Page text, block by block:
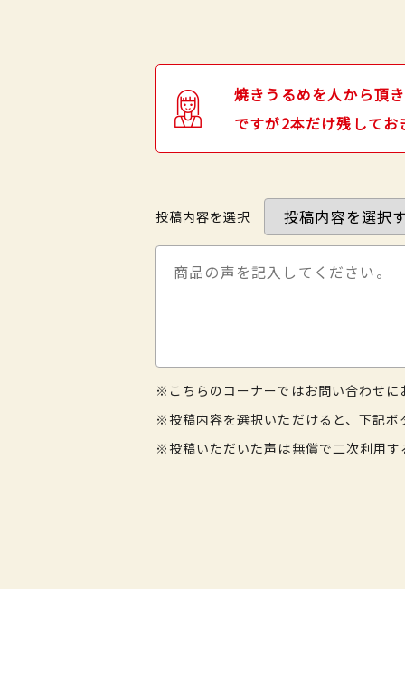
焼きうるめを人から頂
ですが2本だけ残してお
投稿内容を選択
※こちらのコーナーではお問い合わせに
※投稿内容を選択いただけると、下記ボ
※投稿いただいた声は無償で二次利用す